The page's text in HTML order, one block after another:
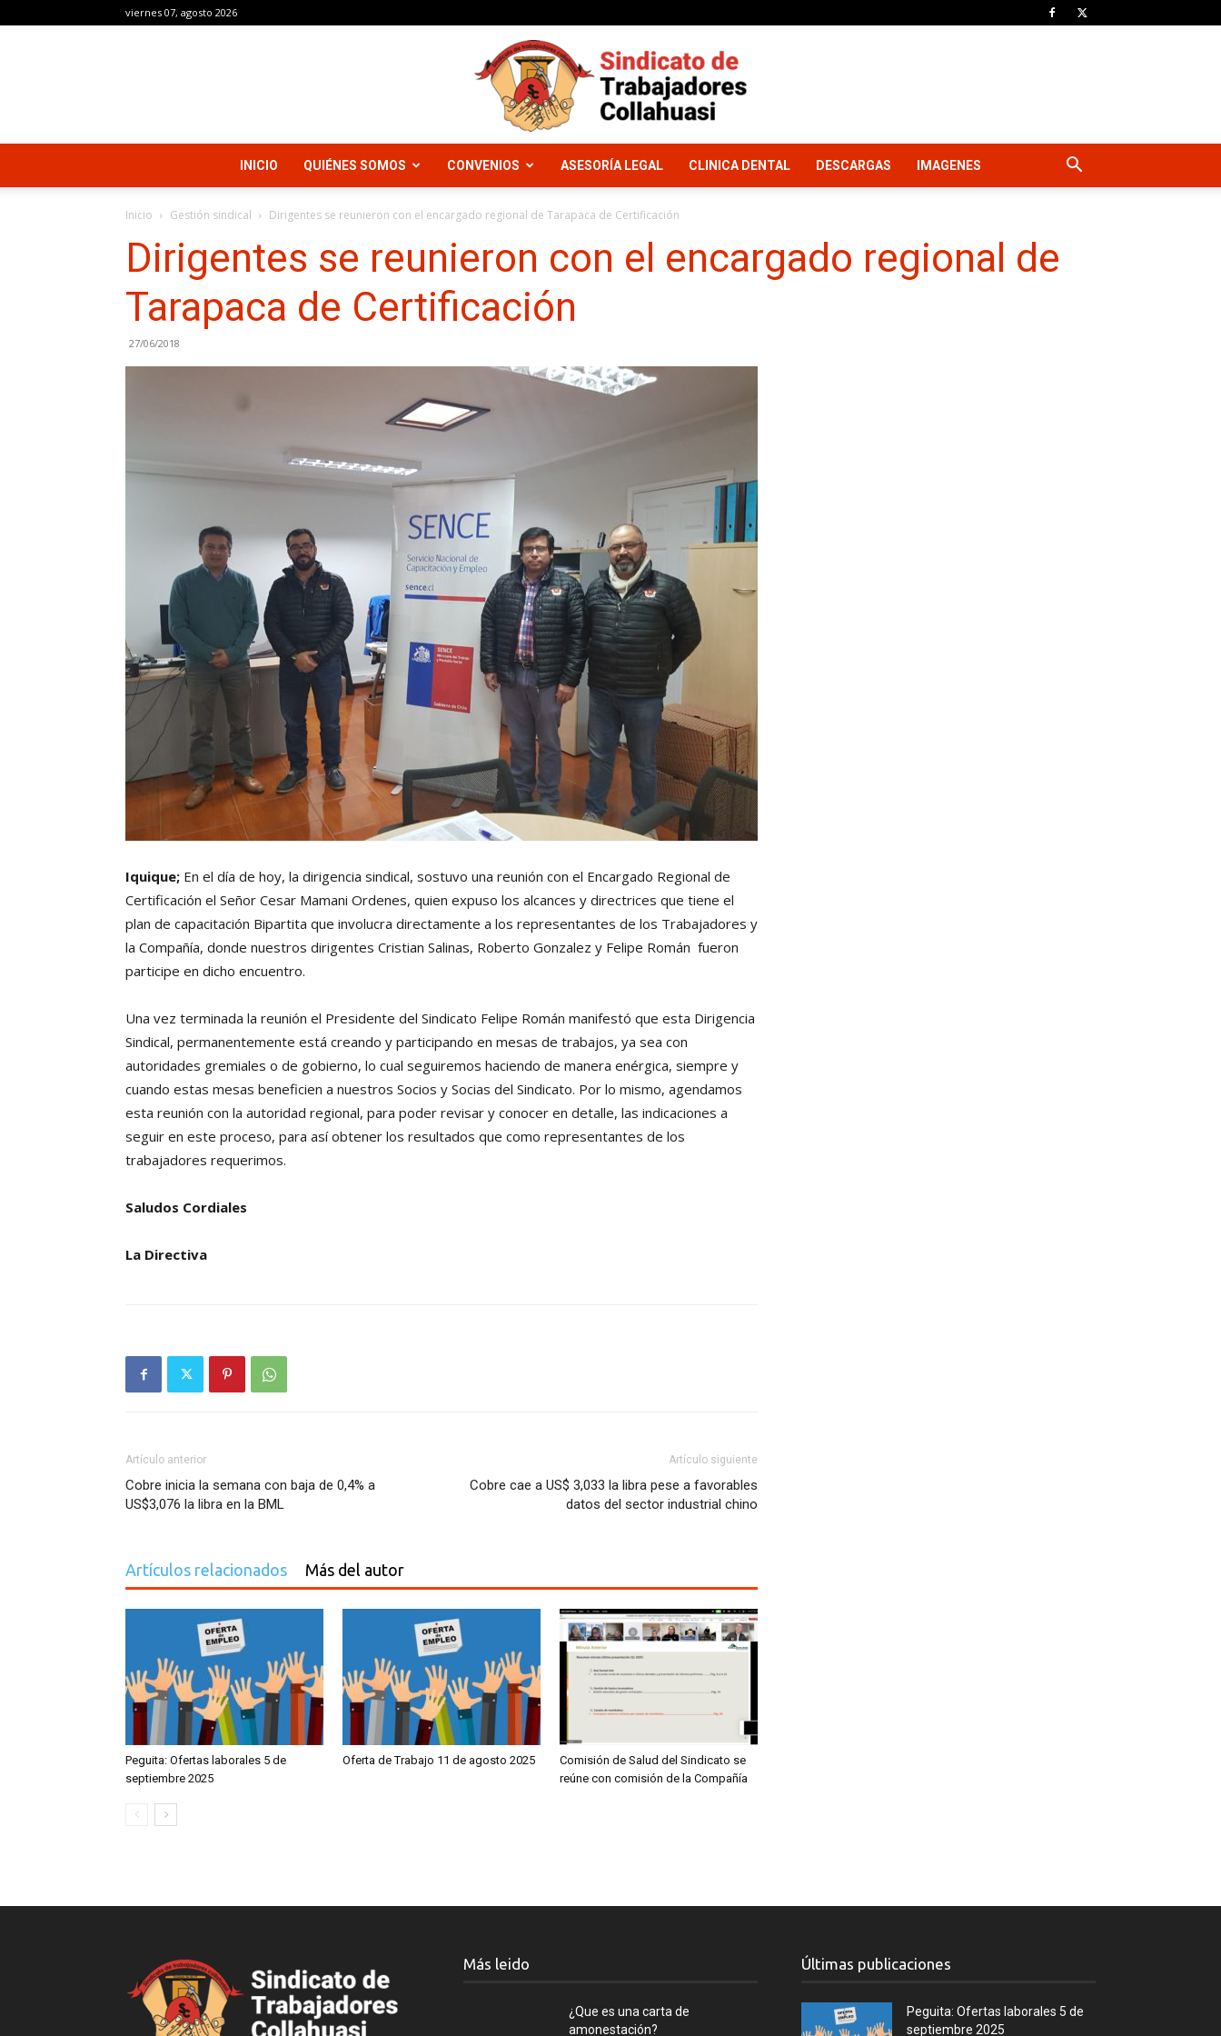
viernes 07, agosto 2026
Sindicato
INICIO QUIÉNES SOMOS CONVENIOS ASESORÍA LEGAL CLINICA DENTAL DESCARGAS IMAGENES
Inicio Gestión sindical Dirigentes se reunieron con el encargado regional de Tarapaca de Certificación
Dirigentes se reunieron con el encargado regional de
Tarapaca de Certificación
27/06/2018
Iquique; En el día de hoy, la dirigencia sindical, sostuvo una reunión con el Encargado Regional de
Certificación el Señor Cesar Mamani Ordenes, quien expuso los alcances y directrices que tiene el
plan de capacitación Bipartita que involucra directamente a los representantes de los Trabajadores y
la Compañía, donde nuestros dirigentes Cristian Salinas, Roberto Gonzalez y Felipe Román fueron
participe en dicho encuentro.
Una vez terminada la reunión el Presidente del Sindicato Felipe Román manifestó que esta Dirigencia
Sindical, permanentemente está creando y participando en mesas de trabajos, ya sea con
autoridades gremiales o de gobierno, lo cual seguiremos haciendo de manera enérgica, siempre y
cuando estas mesas beneficien a nuestros Socios y Socias del Sindicato. Por lo mismo, agendamos
esta reunión con la autoridad regional, para poder revisar y conocer en detalle, las indicaciones a
seguir en este proceso, para así obtener los resultados que como representantes de los
trabajadores requerimos.
Saludos Cordiales
La Directiva
Artículo anterior
Cobre inicia la semana con baja de 0,4% a
US$3,076 la libra en la BML
Artículo siguiente
Cobre cae a US$ 3,033 la libra pese a favorables
datos del sector industrial chino
Artículos relacionados Más del autor
Peguita: Ofertas laborales 5 de
septiembre 2025
Oferta de Trabajo 11 de agosto 2025
Comisión de Salud del Sindicato se
reúne con comisión de la Compañía
Más leido
¿Que es una carta de
amonestación?
Últimas publicaciones
Peguita: Ofertas laborales 5 de
septiembre 2025